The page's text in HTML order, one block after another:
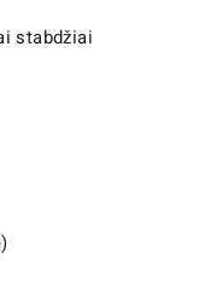
stabdžiai